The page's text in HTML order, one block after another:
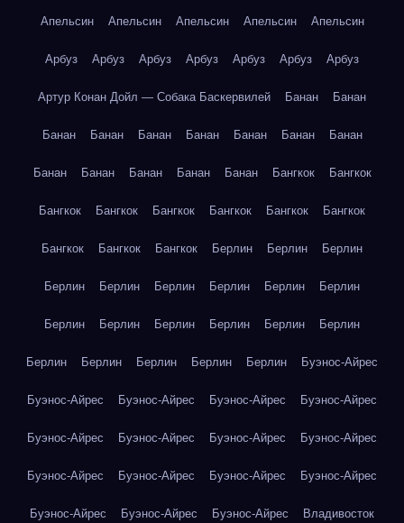
Апельсин Апельсин Апельсин Апельсин Апельсин
Арбуз Арбуз Арбуз Арбуз Арбуз Арбуз Арбуз
Артур Конан Дойл — Собака Баскервилей Банан Банан
Банан Банан Банан Банан Банан Банан Банан
Банан Банан Банан Банан Банан Бангкок Бангкок
Бангкок Бангкок Бангкок Бангкок Бангкок Бангкок
Бангкок Бангкок Бангкок Берлин Берлин Берлин
Берлин Берлин Берлин Берлин Берлин Берлин
Берлин Берлин Берлин Берлин Берлин Берлин
Берлин Берлин Берлин Берлин Берлин Буэнос-Айрес
Буэнос-Айрес Буэнос-Айрес Буэнос-Айрес Буэнос-Айрес
Буэнос-Айрес Буэнос-Айрес Буэнос-Айрес Буэнос-Айрес
Буэнос-Айрес Буэнос-Айрес Буэнос-Айрес Буэнос-Айрес
Буэнос-Айрес Буэнос-Айрес Буэнос-Айрес Владивосток